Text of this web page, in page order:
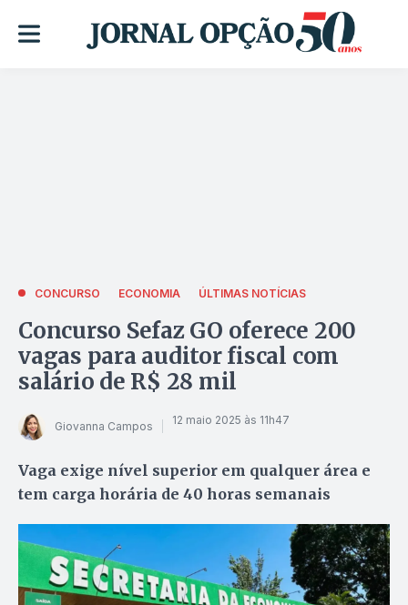
CONCURSO ECONOMIA ÚLTIMAS NOTÍCIAS
Concurso Sefaz GO oferece 200
vagas para auditor fiscal com
salário de R$ 28 mil
Giovanna Campos 12 maio 2025 às 11h47
Vaga exige nível superior em qualquer área e
tem carga horária de 40 horas semanais